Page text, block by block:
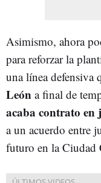
Asimismo, ahora
para reforzar la
una línea defensiva
León a final de
acaba contrato en
a un acuerdo entre
futuro en la Ciudad